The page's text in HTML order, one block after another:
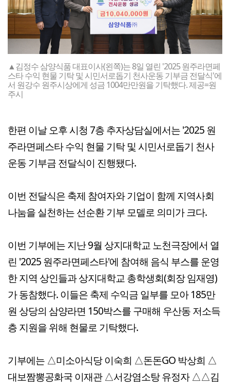
▲김정수 삼양식품 대표이사(왼쪽)는 8일 열린 '2025 원주라면페
스타 수익 현물 기탁 및 시민서로돕기 천사운동 기부금 전달식'에
서 원강수 원주시상에게 성금 1004만만원을 기탁했다. 제공=원
주시
한편 이날 오후 시청 7층 추자상담실에서는 '2025 원
주라면페스타 수익 현물 기탁 및 시민서로돕기 천사
운동 기부금 전달식이 진행됐다.
이번 전달식은 축제 참여자와 기업이 함께 지역사회
나눔을 실천하는 선순환 기부 모델로 의미가 크다.
이번 기부에는 지난 9월 상지대학교 노천극장에서 열
린 '2025 원주라면페스타'에 참여해 음식 부스를 운영
한 지역 상인들과 상지대학교 총학생회(회장 임재영)
가 동참했다. 이들은 축제 수익금 일부를 모아 185만
원 상당의 삼양라면 150박스를 구매해 우산동 저소득
층 지원을 위해 현물로 기탁했다.
기부에는 △미소아식당 이숙희 △돈돈GO 박상희 △
대보짬뽕공화국 이재관 △서강염소탕 유정자 △△김